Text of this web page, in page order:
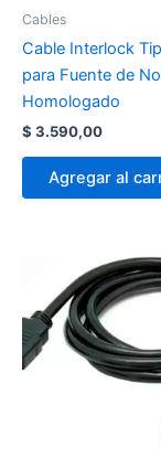
Cables
Cable Interlock
para Fuente de
Homologado
$ 3.590,00
Agregar al